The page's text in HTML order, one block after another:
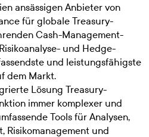
ansässigen Anbieter von
für globale Treasury-
Cash-Management-
und Hedge-
und leistungsfähigste
dem Markt.
Lösung Treasury-
immer komplexer und
Tools für Analysen,
Risikomanagement und